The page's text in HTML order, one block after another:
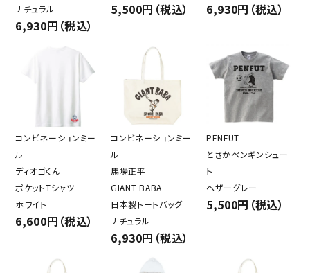
ナチュラル
6,930円（税込）
5,500円（税込） 6,930円（税込）
コンビネーションミー
ル
ディオゴくん
ポケットTシャツ
ホワイト
6,600円（税込）
コンビネーションミー
ル
馬場正平
GIANT BABA
日本製トートバッグ
ナチュラル
6,930円（税込）
PENFUT
とさかペンギンシュー
ト
ヘザーグレー
5,500円（税込）